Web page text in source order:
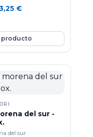
€
producto
del sur -
del sur